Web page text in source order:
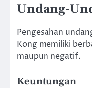
Undang-
Pengesahan
Kong memiliki
maupun negatif.
Keuntungan